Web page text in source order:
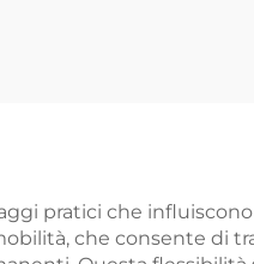
pratici che
che consente di